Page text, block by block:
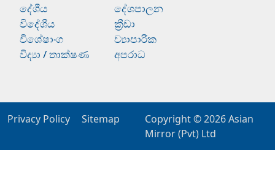
දේශීය
දේශපාලන
විදේශීය
ක්‍රීඩා
විශේෂාංග
ව්‍යාපාරික
විද්‍යා / තාක්ෂණ
අපරාධ
Privacy Policy Sitemap Copyright © 2026Asian
Mirror (Pvt) Ltd